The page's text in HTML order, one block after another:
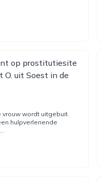
op prostitutiesite
uit Soest in de
vrouw wordt uitgebuit.
hulpverlenende